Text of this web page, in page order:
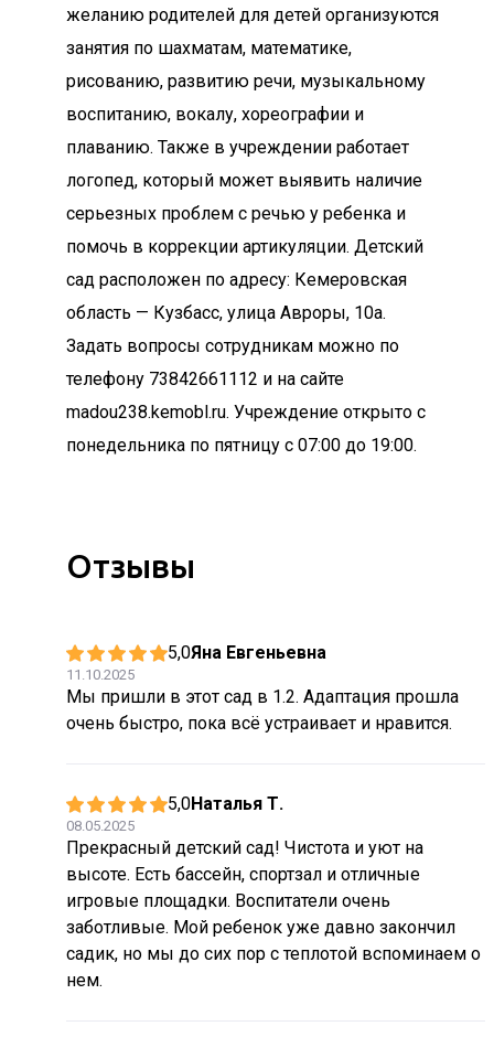
желанию родителей для детей организуются
занятия по шахматам, математике,
рисованию, развитию речи, музыкальному
воспитанию, вокалу, хореографии и
плаванию. Также в учреждении работает
логопед, который может выявить наличие
серьезных проблем с речью у ребенка и
помочь в коррекции артикуляции. Детский
сад расположен по адресу: Кемеровская
область — Кузбасс, улица Авроры, 10а.
Задать вопросы сотрудникам можно по
телефону 73842661112 и на сайте
madou238.kemobl.ru. Учреждение открыто с
понедельника по пятницу с 07:00 до 19:00.
Отзывы
5,0Яна Евгеньевна
11.10.2025
Мы пришли в этот сад в 1.2. Адаптация прошла
очень быстро, пока всё устраивает и нравится.
5,0Наталья Т.
08.05.2025
Прекрасный детский сад! Чистота и уют на
высоте. Есть бассейн, спортзал и отличные
игровые площадки. Воспитатели очень
заботливые. Мой ребенок уже давно закончил
садик, но мы до сих пор с теплотой вспоминаем о
нем.